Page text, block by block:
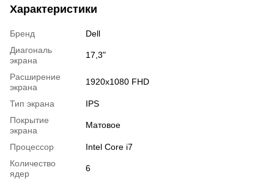
Характеристики
Бренд
Dell
Диагональ
экрана
17,3"
Расширение
экрана
1920x1080 FHD
Тип экрана
IPS
Покрытие
экрана
Матовое
Процессор
Intel Core i7
Количество
ядер
6